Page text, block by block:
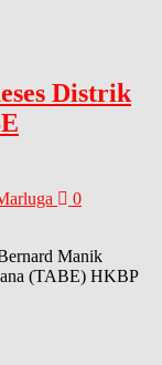
Distrik
0
Manik
(TABE) HKBP